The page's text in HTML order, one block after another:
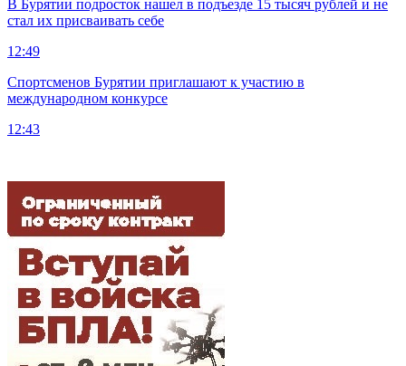
В Бурятии подросток нашел в подъезде 15 тысяч рублей и не
стал их присваивать себе
12:49
Спортсменов Бурятии приглашают к участию в
международном конкурсе
12:43